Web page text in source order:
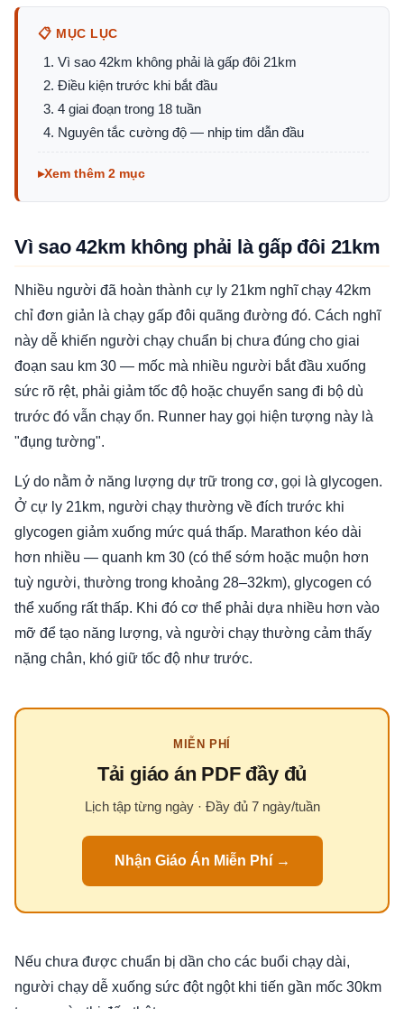
📋 MỤC LỤC
Vì sao 42km không phải là gấp đôi 21km
Điều kiện trước khi bắt đầu
4 giai đoạn trong 18 tuần
Nguyên tắc cường độ — nhịp tim dẫn đầu
Xem thêm 2 mục
Vì sao 42km không phải là gấp đôi 21km
Nhiều người đã hoàn thành cự ly 21km nghĩ chạy 42km
chỉ đơn giản là chạy gấp đôi quãng đường đó. Cách nghĩ
này dễ khiến người chạy chuẩn bị chưa đúng cho giai
đoạn sau km 30 — mốc mà nhiều người bắt đầu xuống
sức rõ rệt, phải giảm tốc độ hoặc chuyển sang đi bộ dù
trước đó vẫn chạy ổn. Runner hay gọi hiện tượng này là
"đụng tường".
Lý do nằm ở năng lượng dự trữ trong cơ, gọi là glycogen.
Ở cự ly 21km, người chạy thường về đích trước khi
glycogen giảm xuống mức quá thấp. Marathon kéo dài
hơn nhiều — quanh km 30 (có thể sớm hoặc muộn hơn
tuỳ người, thường trong khoảng 28–32km), glycogen có
thể xuống rất thấp. Khi đó cơ thể phải dựa nhiều hơn vào
mỡ để tạo năng lượng, và người chạy thường cảm thấy
nặng chân, khó giữ tốc độ như trước.
MIỄN PHÍ
Tải giáo án PDF đầy đủ
Lịch tập từng ngày · Đầy đủ 7 ngày/tuần
Nhận Giáo Án Miễn Phí →
Nếu chưa được chuẩn bị dần cho các buổi chạy dài,
người chạy dễ xuống sức đột ngột khi tiến gần mốc 30km